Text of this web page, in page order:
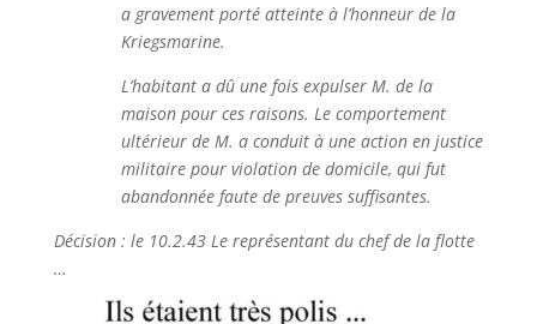
a gravement porté atteinte à l’honneur de la
Kriegsmarine.
L’habitant a dû une fois expulser M. de la
maison pour ces raisons. Le comportement
ultérieur de M. a conduit à une action en justice
militaire pour violation de domicile, qui fut
abandonnée faute de preuves suffisantes.
Décision : le 10.2.43 Le représentant du chef de la flotte
…